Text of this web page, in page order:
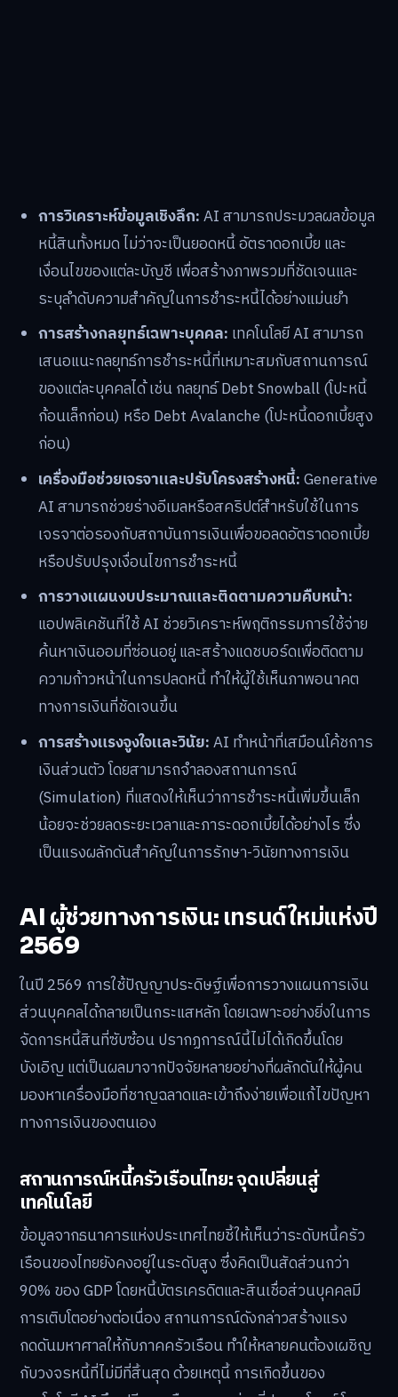
การวิเคราะห์ข้อมูลเชิงลึก:AI สามารถประมวลผลข้อมูล
หนี้สินทั้งหมด ไม่ว่าจะเป็นยอดหนี้ อัตราดอกเบี้ย และ
เงื่อนไขของแต่ละบัญชี เพื่อสร้างภาพรวมที่ชัดเจนและ
ระบุลำดับความสำคัญในการชำระหนี้ได้อย่างแม่นยำ
การสร้างกลยุทธ์เฉพาะบุคคล: เทคโนโลยี AI สามารถ
เสนอแนะกลยุทธ์การชำระหนี้ที่เหมาะสมกับสถานการณ์
ของแต่ละบุคคลได้ เช่น กลยุทธ์ Debt Snowball (โปะหนี้
ก้อนเล็กก่อน) หรือ Debt Avalanche (โปะหนี้ดอกเบี้ยสูง
ก่อน)
เครื่องมือช่วยเจรจาและปรับโครงสร้างหนี้:Generative
AI สามารถช่วยร่างอีเมลหรือสคริปต์สำหรับใช้ในการ
เจรจาต่อรองกับสถาบันการเงินเพื่อขอลดอัตราดอกเบี้ย
หรือปรับปรุงเงื่อนไขการชำระหนี้
การวางแผนงบประมาณและติดตามความคืบหน้า:
แอปพลิเคชันที่ใช้ AI ช่วยวิเคราะห์พฤติกรรมการใช้จ่าย
ค้นหาเงินออมที่ซ่อนอยู่ และสร้างแดชบอร์ดเพื่อติดตาม
ความก้าวหน้าในการปลดหนี้ ทำให้ผู้ใช้เห็นภาพอนาคต
ทางการเงินที่ชัดเจนขึ้น
การสร้างแรงจูงใจและวินัย:AI ทำหน้าที่เสมือนโค้ชการ
เงินส่วนตัว โดยสามารถจำลองสถานการณ์
(Simulation) ที่แสดงให้เห็นว่าการชำระหนี้เพิ่มขึ้นเล็ก
น้อยจะช่วยลดระยะเวลาและภาระดอกเบี้ยได้อย่างไร ซึ่ง
เป็นแรงผลักดันสำคัญในการรักษา-วินัยทางการเงิน
AI ผู้ช่วยทางการเงิน: เทรนด์ใหม่แห่งปี
2569
ในปี 2569 การใช้ปัญญาประดิษฐ์เพื่อการวางแผนการเงิน
ส่วนบุคคลได้กลายเป็นกระแสหลัก โดยเฉพาะอย่างยิ่งในการ
จัดการหนี้สินที่ซับซ้อน ปรากฏการณ์นี้ไม่ได้เกิดขึ้นโดย
บังเอิญ แต่เป็นผลมาจากปัจจัยหลายอย่างที่ผลักดันให้ผู้คน
มองหาเครื่องมือที่ชาญฉลาดและเข้าถึงง่ายเพื่อแก้ไขปัญหา
ทางการเงินของตนเอง
สถานการณ์หนี้ครัวเรือนไทย: จุดเปลี่ยนสู่
เทคโนโลยี
ข้อมูลจากธนาคารแห่งประเทศไทยชี้ให้เห็นว่าระดับหนี้ครัว
เรือนของไทยยังคงอยู่ในระดับสูง ซึ่งคิดเป็นสัดส่วนกว่า
90% ของ GDP โดยหนี้บัตรเครดิตและสินเชื่อส่วนบุคคลมี
การเติบโตอย่างต่อเนื่อง สถานการณ์ดังกล่าวสร้างแรง
กดดันมหาศาลให้กับภาคครัวเรือน ทำให้หลายคนต้องเผชิญ
กับวงจรหนี้ที่ไม่มีที่สิ้นสุด ด้วยเหตุนี้ การเกิดขึ้นของ